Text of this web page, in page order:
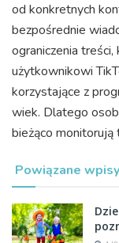
od konkretnych
bezpośrednie
ograniczenia
użytkownikowi
korzystające z
wiek. Dlatego
bieżąco
Powiązane wpisy